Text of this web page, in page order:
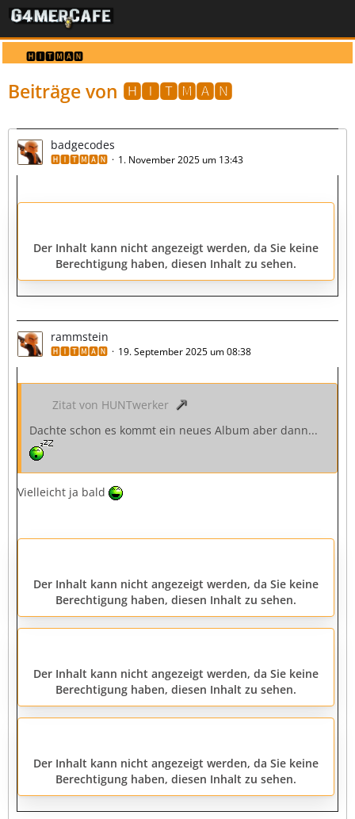
🅷🅸🆃🅼🅰🅽
Beiträge von 🅷🅸🆃🅼🅰🅽
badgecodes
🅷🅸🆃🅼🅰🅽 1. November 2025 um 13:43
Der Inhalt kann nicht angezeigt werden, da Sie keine
Berechtigung haben, diesen Inhalt zu sehen.
rammstein
🅷🅸🆃🅼🅰🅽 19. September 2025 um 08:38
Zitat von HUNTwerker
Dachte schon es kommt ein neues Album aber dann...
Vielleicht ja bald
Der Inhalt kann nicht angezeigt werden, da Sie keine
Berechtigung haben, diesen Inhalt zu sehen.
Der Inhalt kann nicht angezeigt werden, da Sie keine
Berechtigung haben, diesen Inhalt zu sehen.
Der Inhalt kann nicht angezeigt werden, da Sie keine
Berechtigung haben, diesen Inhalt zu sehen.